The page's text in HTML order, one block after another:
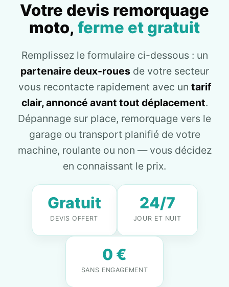
Votre devis remorquage
moto, ferme et gratuit
Remplissez le formulaire ci-dessous : un
partenaire deux-rouesde votre secteur
vous recontacte rapidement avec un tarif
clair, annoncé avant tout déplacement.
Dépannage sur place, remorquage vers le
garage ou transport planifié de votre
machine, roulante ou non — vous décidez
en connaissant le prix.
Gratuit
DEVIS OFFERT
24/7
JOUR ET NUIT
0 €
SANS ENGAGEMENT